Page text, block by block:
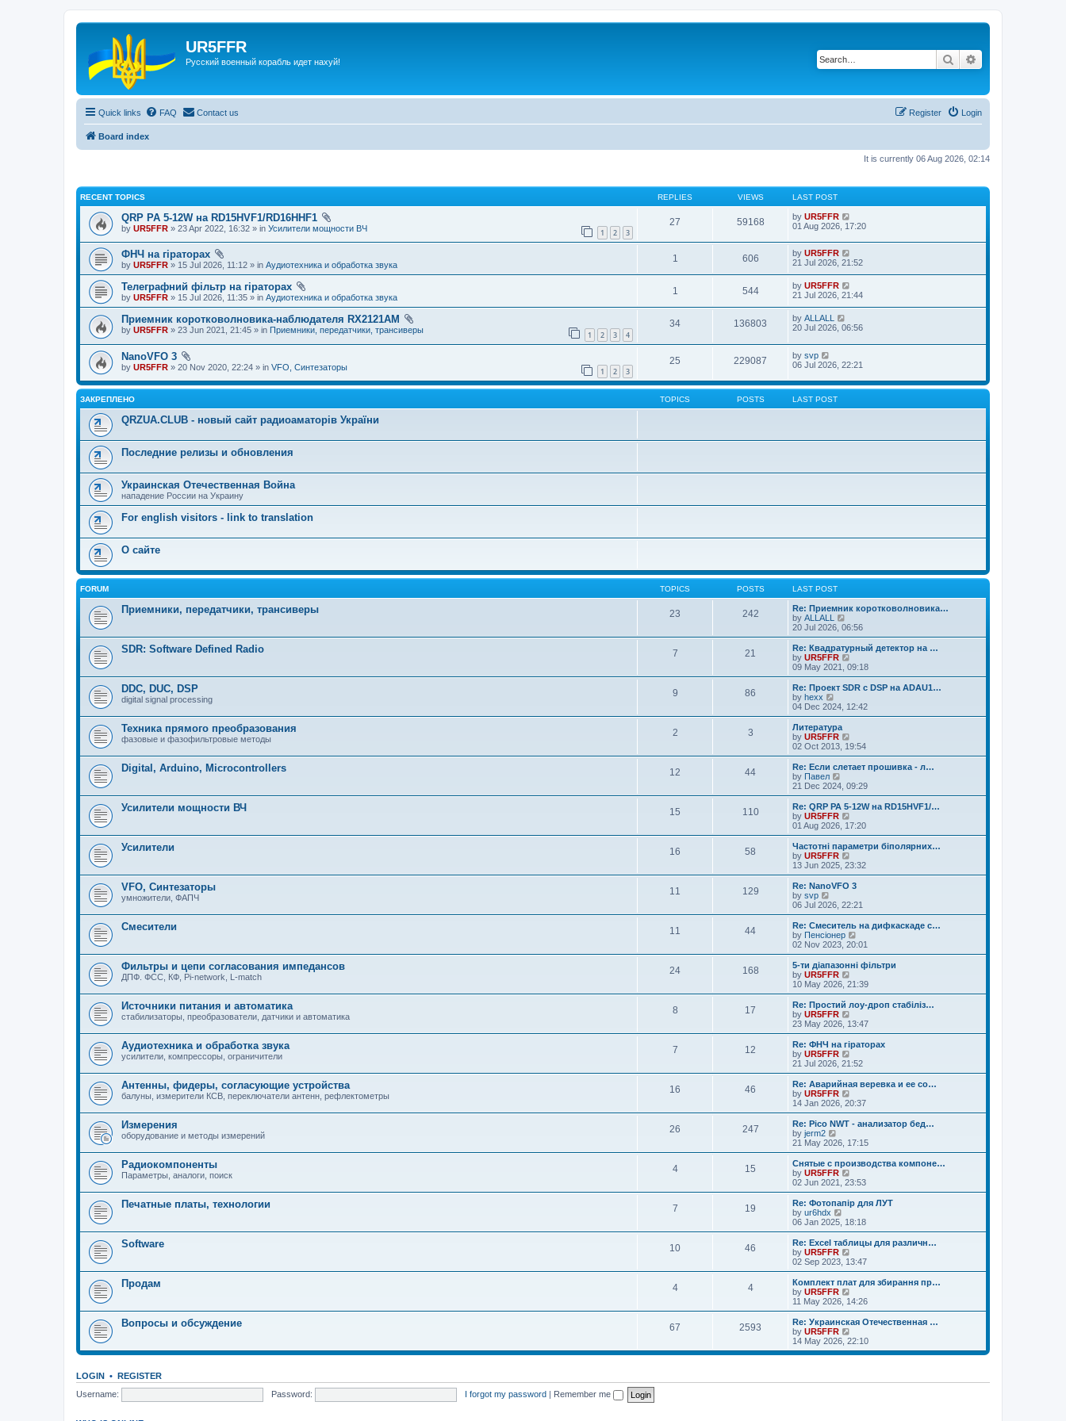
UR5FFR
Русский военный корабль идет нахуй! Search
Quick links FAQ Contact us Login
Register
Board index
It is currently 06 Aug 2026, 02:14
RECENT TOPICS REPLIES VIEWS LAST POST
QRP PA 5-12W на RD15HVF1/RD16HHF1
1 2 3
by UR5FFR » 23 Apr 2022, 16:32 » in Усилители мощности ВЧ
27 59168 by UR5FFR
01 Aug 2026, 17:20
ФНЧ на гіраторах
by UR5FFR » 15 Jul 2026, 11:12 » in Аудиотехника и обработка звука
1 606 by UR5FFR
21 Jul 2026, 21:52
Телеграфний фільтр на гіраторах
by UR5FFR » 15 Jul 2026, 11:35 » in Аудиотехника и обработка звука
1 544 by UR5FFR
21 Jul 2026, 21:44
Приемник коротковолновика-наблюдателя RX2121AM
1 2 3 4
by UR5FFR » 23 Jun 2021, 21:45 » in Приемники, передатчики, трансиверы
34 136803 by ALLALL
20 Jul 2026, 06:56
NanoVFO 3
1 2 3
by UR5FFR » 20 Nov 2020, 22:24 » in VFO, Синтезаторы
25 229087 by svp
06 Jul 2026, 22:21
ЗАКРЕПЛЕНО TOPICS POSTS LAST POST
QRZUA.CLUB - новый сайт радиоаматорів України
Последние релизы и обновления
Украинская Отечественная Война
нападение России на Украину
For english visitors - link to translation
О сайте
FORUM TOPICS POSTS LAST POST
Приемники, передатчики, трансиверы 23 242
Re: Приемник коротковолновика…
by ALLALL
i
e
w
t
h
e
l
a
t
e
t
p
o
s
t
20 Jul 2026, 06:56
SDR: Software Defined Radio 7 21
Re: Квадратурный детектор на …
by UR5FFR
i
e
w
h
e
t
e
t
p
o
s
t
09 May 2021, 09:18
DDC, DUC, DSP
digital signal processing
9 86
Re: Проект SDR с DSP на ADAU1…
by hexx
i
e
w
t
h
e
l
a
t
e
s
t
p
o
s
t
04 Dec 2024, 12:42
Техника прямого преобразования
фазовые и фазофильтровые методы
2 3
Литература
by UR5FFR
i
e
w
h
e
l
a
t
e
t
p
o
s
t
02 Oct 2013, 19:54
Digital, Arduino, Microcontrollers 12 44
Re: Если слетает прошивка - л…
by Павел
i
e
w
t
h
e
l
a
t
e
s
t
p
o
s
t
21 Dec 2024, 09:29
Усилители мощности ВЧ 15 110
Re: QRP PA 5-12W на RD15HVF1/…
by UR5FFR
i
e
w
h
e
l
a
t
e
t
p
o
s
t
01 Aug 2026, 17:20
Усилители 16 58
Частотні параметри біполярних…
by UR5FFR
i
e
w
h
e
l
a
t
e
t
p
o
s
t
13 Jun 2025, 23:32
VFO, Синтезаторы
умножители, ФАПЧ
11 129
Re: NanoVFO 3
by svp
i
e
w
t
h
e
l
a
t
e
t
p
o
s
t
06 Jul 2026, 22:21
Смесители 11 44
Re: Смеситель на дифкаскаде с…
by Пенсіонер
i
e
w
h
e
l
a
t
e
t
p
o
s
t
02 Nov 2023, 20:01
Фильтры и цепи согласования импедансов
ДПФ. ФСС, КФ, Pi-network, L-match
24 168
5-ти діапазонні фільтри
by UR5FFR
i
e
w
h
e
l
a
t
e
t
p
o
s
t
10 May 2026, 21:39
Источники питания и автоматика
стабилизаторы, преобразователи, датчики и автоматика
8 17
Re: Простий лоу-дроп стабіліз…
by UR5FFR
i
e
w
t
h
e
l
a
t
e
t
p
o
s
t
23 May 2026, 13:47
Аудиотехника и обработка звука
усилители, компрессоры, ограничители
7 12
Re: ФНЧ на гіраторах
by UR5FFR
i
e
w
h
e
t
e
t
p
o
t
21 Jul 2026, 21:52
Антенны, фидеры, согласующие устройства
балуны, измерители КСВ, переключатели антенн, рефлектометры
16 46
Re: Аварийная веревка и ее со…
by UR5FFR
i
e
w
h
e
l
a
t
e
t
p
o
t
14 Jan 2026, 20:37
Измерения
оборудование и методы измерений
26 247
Re: Pico NWT - анализатор бед…
by jerm2
i
e
w
t
h
e
l
a
t
e
t
p
o
t
21 May 2026, 17:15
Радиокомпоненты
Параметры, аналоги, поиск
4 15
Снятые с производства компоне…
by UR5FFR
i
e
w
t
h
e
l
a
t
e
t
p
o
t
02 Jun 2021, 23:53
Печатные платы, технологии 7 19
Re: Фотопапір для ЛУТ
by ur6hdx
e
w
t
h
e
l
a
t
e
t
p
o
s
06 Jan 2025, 18:18
Software 10 46
Re: Excel таблицы для различн…
by UR5FFR
i
e
w
h
e
l
a
t
e
s
o
02 Sep 2023, 13:47
Продам 4 4
Комплект плат для збирання пр…
by UR5FFR
i
e
w
h
e
l
11 May 2026, 14:26
Вопросы и обсуждение 67 2593
Re: Украинская Отечественная …
by UR5FFR
i
e
14 May 2026, 22:10
LOGIN •
REGISTER
Username:
Password: I forgot my password Remember me